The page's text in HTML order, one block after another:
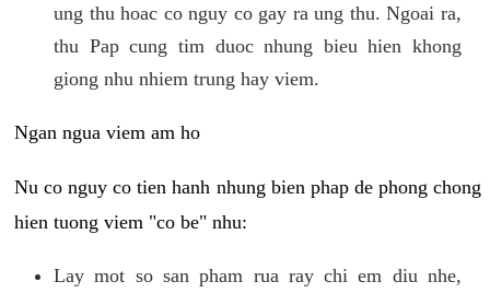
ung thu hoac co nguy co gay ra ung thu. Ngoai ra,
thu Pap cung tim duoc nhung bieu hien khong
giong nhu nhiem trung hay viem.
Ngan ngua viem am ho
Nu co nguy co tien hanh nhung bien phap de phong chong
hien tuong viem "co be" nhu:
Lay mot so san pham rua ray chi em diu nhe,